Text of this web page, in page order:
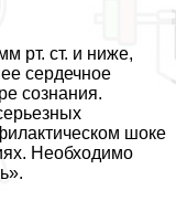
рт. ст. и ниже,
сердечное
сознания.
шоке
Необходимо